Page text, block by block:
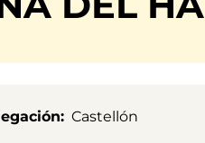
Castellón